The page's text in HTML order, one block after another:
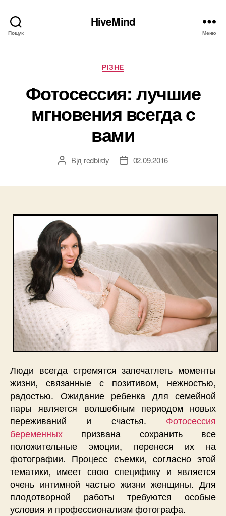
Пошук
HiveMind
Меню
Категорії
РІЗНЕ
Фотосессия: лучшие
мгновения всегда с
вами
Автор
Від redbirdy
Дата02.09.2016
Люди всегда стремятся запечатлеть моменты
жизни, связанные с позитивом, нежностью,
радостью. Ожидание ребенка для семейной
пары является волшебным периодом новых
переживаний и счастья. Фотосессия
беременных призвана сохранить все
положительные эмоции, перенеся их на
фотографии. Процесс съемки, согласно этой
тематики, имеет свою специфику и является
очень интимной частью жизни женщины. Для
плодотворной работы требуются особые
условия и профессионализм фотографа.